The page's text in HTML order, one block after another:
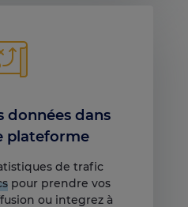
données dans
plateforme
de trafic
pour prendre vos
ou integrez à